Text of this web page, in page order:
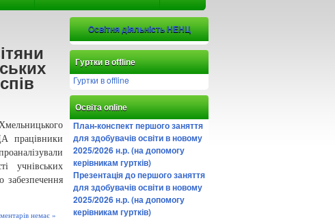
працівники
учнівських
забезпечення
немає »
Освітня діяльність НЕНЦ
Гуртки в offline
Гуртки в offline
Освіта online
План-конспект першого заняття
для здобувачів освіти в новому
2025/2026 н.р. (на допомогу
керівникам гуртків)
Презентація до першого заняття
для здобувачів освіти в новому
2025/2026 н.р. (на допомогу
керівникам гуртків)